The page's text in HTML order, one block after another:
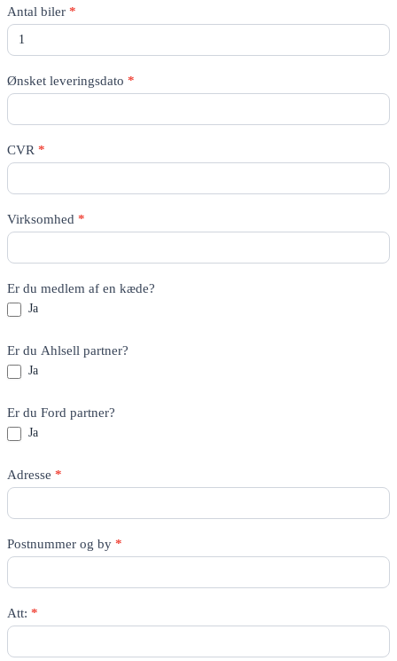
Antal biler *
Ønsket leveringsdato *
CVR *
Virksomhed *
Er du medlem af en kæde?
Ja
Er du Ahlsell partner?
Ja
Er du Ford partner?
Ja
Adresse *
Postnummer og by *
Att: *